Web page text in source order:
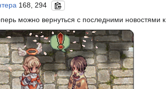
168, 294
можно вернуться с последними новостями к